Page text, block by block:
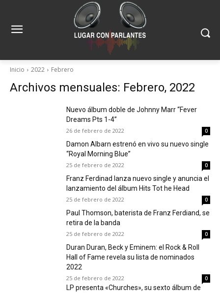
Inicio 2022 Febrero
Archivos mensuales: Febrero, 2022
Nuevo álbum doble de Johnny Marr “Fever
Dreams Pts 1-4”
26 de febrero de 2022 0
Damon Albarn estrenó en vivo su nuevo single
“Royal Morning Blue”
25 de febrero de 2022 0
Franz Ferdinad lanza nuevo single y anuncia el
lanzamiento del álbum Hits Tot he Head
25 de febrero de 2022 0
Paul Thomson, baterista de Franz Ferdiand, se
retira de la banda
25 de febrero de 2022 0
Duran Duran, Beck y Eminem: el Rock & Roll
Hall of Fame revela su lista de nominados
2022
25 de febrero de 2022 0
LP presenta «Churches», su sexto álbum de